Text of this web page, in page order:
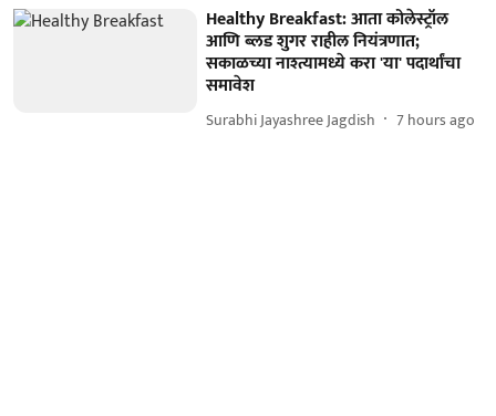
Healthy Breakfast: आता कोलेस्ट्रॉल
आणि ब्लड शुगर राहील नियंत्रणात;
सकाळच्या नाश्त्यामध्ये करा 'या' पदार्थांचा
समावेश
Surabhi Jayashree Jagdish 7 hours ago